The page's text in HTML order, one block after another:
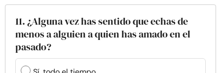
11. ¿Alguna vez has sentido que echas de
menos a alguien a quien has amado en el
pasado?